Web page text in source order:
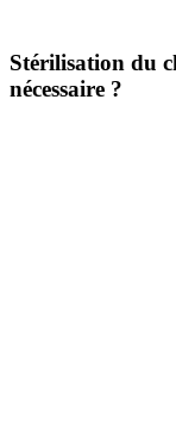
Stérilisation du
nécessaire ?